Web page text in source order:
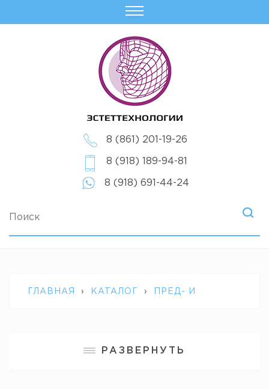
8 (861) 201-19-26
8 (918) 189-94-81
8 (918) 691-44-24
ГЛАВНАЯ › КАТАЛОГ › ПРЕД- И
РАЗВЕРНУТЬ